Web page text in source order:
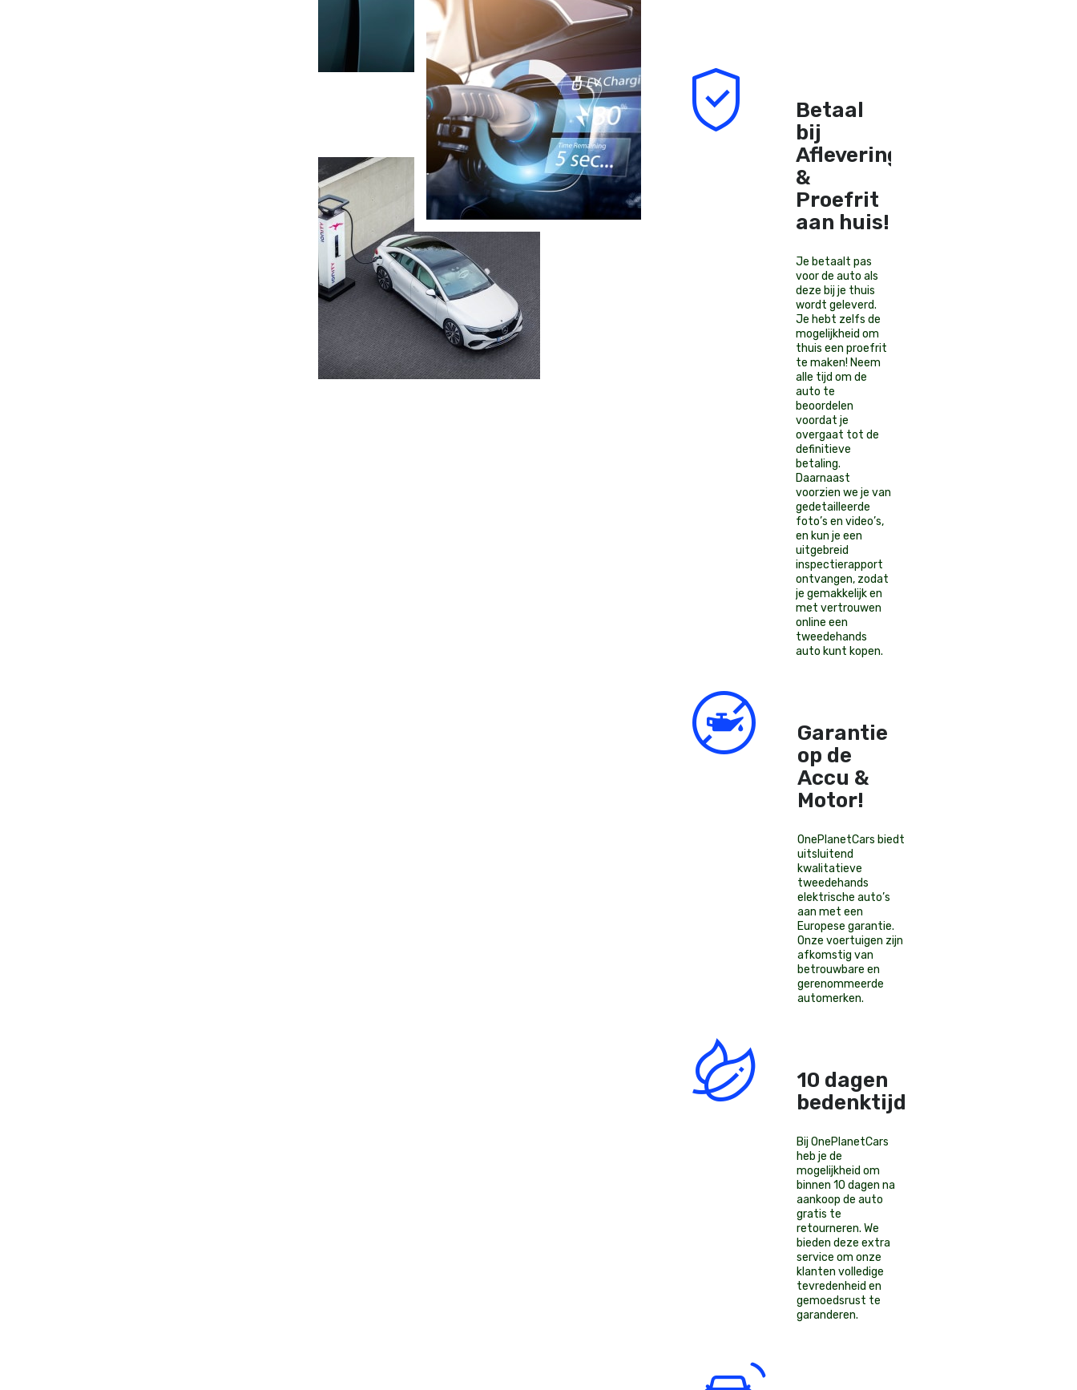
Betaal
bij
Aflevering
&
Proefrit
aan huis!
Je betaalt pas
voor de auto als
deze bij je thuis
wordt geleverd.
Je hebt zelfs de
mogelijkheid om
thuis een proefrit
te maken! Neem
alle tijd om de
auto te
beoordelen
voordat je
overgaat tot de
definitieve
betaling.
Daarnaast
voorzien we je van
gedetailleerde
foto’s en video’s,
en kun je een
uitgebreid
inspectierapport
ontvangen, zodat
je gemakkelijk en
met vertrouwen
online een
tweedehands
auto kunt kopen.
Garantie
op de
Accu &
Motor!
OnePlanetCars biedt
uitsluitend
kwalitatieve
tweedehands
elektrische auto’s
aan met een
Europese garantie.
Onze voertuigen zijn
afkomstig van
betrouwbare en
gerenommeerde
automerken.
10 dagen
bedenktijd!
Bij OnePlanetCars
heb je de
mogelijkheid om
binnen 10 dagen na
aankoop de auto
gratis te
retourneren. We
bieden deze extra
service om onze
klanten volledige
tevredenheid en
gemoedsrust te
garanderen.